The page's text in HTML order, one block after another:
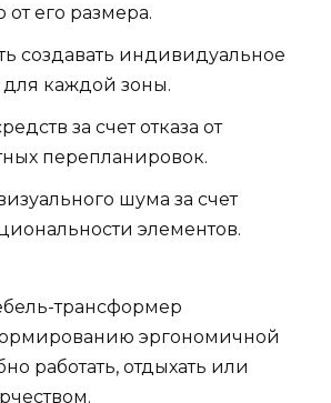
его размера.
создавать индивидуальное
каждой зоны.
за счет отказа от
перепланировок.
шума за счет
элементов.
трансформер
эргономичной
работать, отдыхать или